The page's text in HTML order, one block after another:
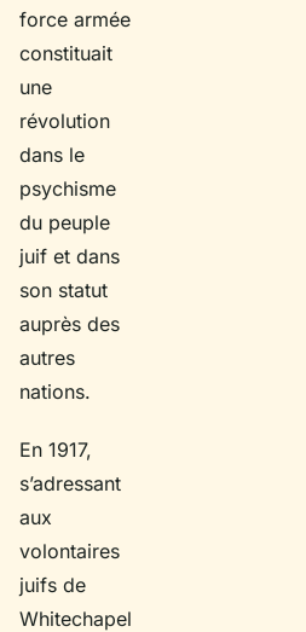
force armée
constituait
une
révolution
dans le
psychisme
du peuple
juif et dans
son statut
auprès des
autres
nations.
En 1917,
s’adressant
aux
volontaires
juifs de
Whitechapel